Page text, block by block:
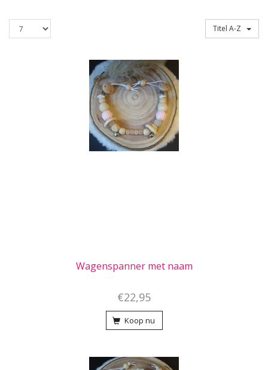
per
Sorteren op
Wagenspanner met naam
€22,95
Koop nu